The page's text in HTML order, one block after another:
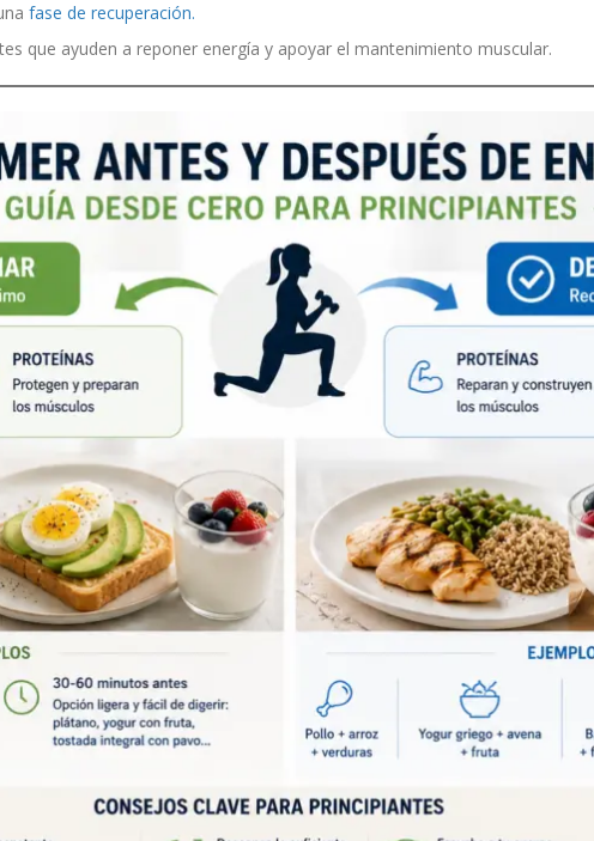
fase de recuperación.
que ayuden a reponer energía y apoyar el mantenimiento muscular.